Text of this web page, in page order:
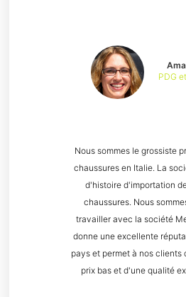
Nous sommes le grossiste
chaussures en Italie. La
d'histoire d'importation
chaussures. Nous
travailler avec la société
donne une excellente
pays et permet à nos clients
prix bas et d'une qualité
PDG